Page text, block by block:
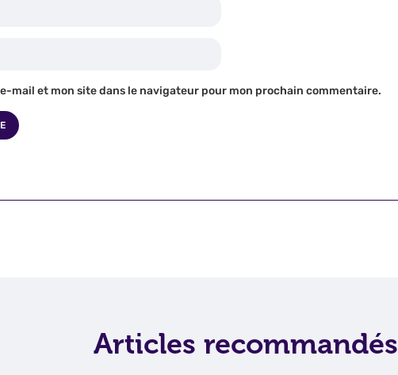
mail et mon site dans le navigateur pour mon prochain commentaire.
Articles recommandés